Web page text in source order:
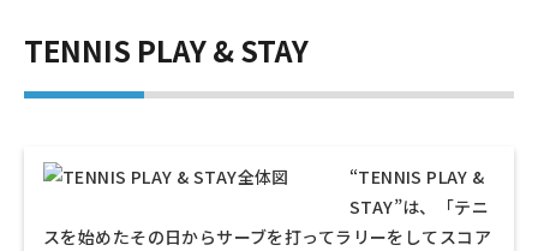
TENNIS PLAY & STAY
“TENNIS PLAY &
STAY”は、「テニ
スを始めたその日からサーブを打ってラリーをしてスコア